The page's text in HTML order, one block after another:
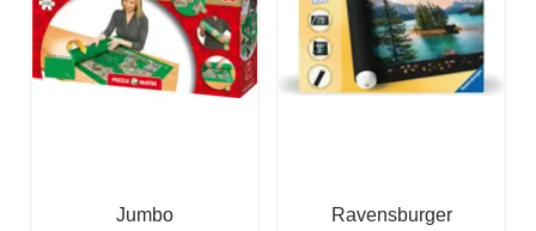
Jumbo
Ravensburger